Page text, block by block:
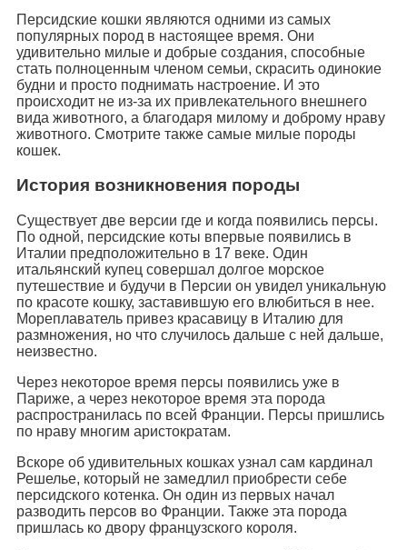
Персидские кошки являются одними из самых
популярных пород в настоящее время. Они
удивительно милые и добрые создания, способные
стать полноценным членом семьи, скрасить одинокие
будни и просто поднимать настроение. И это
происходит не из-за их привлекательного внешнего
вида животного, а благодаря милому и доброму нраву
животного. Смотрите также самые милые породы
кошек.
История возникновения породы
Существует две версии где и когда появились персы.
По одной, персидские коты впервые появились в
Италии предположительно в 17 веке. Один
итальянский купец совершал долгое морское
путешествие и будучи в Персии он увидел уникальную
по красоте кошку, заставившую его влюбиться в нее.
Мореплаватель привез красавицу в Италию для
размножения, но что случилось дальше с ней дальше,
неизвестно.
Через некоторое время персы появились уже в
Париже, а через некоторое время эта порода
распространилась по всей Франции. Персы пришлись
по нраву многим аристократам.
Вскоре об удивительных кошках узнал сам кардинал
Решелье, который не замедлил приобрести себе
персидского котенка. Он один из первых начал
разводить персов во Франции. Также эта порода
пришлась ко двору французского короля.